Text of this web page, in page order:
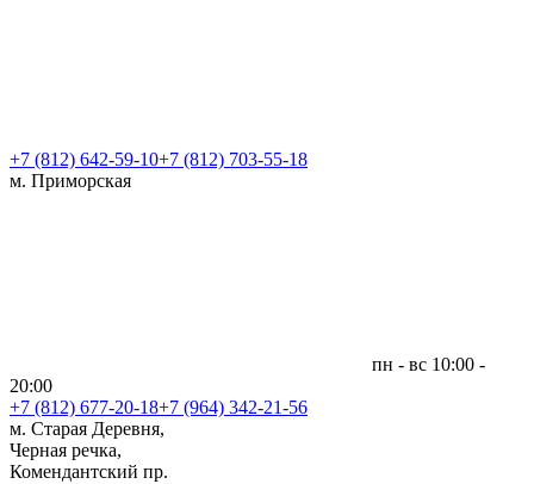
+7 (812) 642-59-10+7 (812) 703-55-18
м. Приморская
пн - вс 10:00 -
20:00
+7 (812) 677-20-18+7 (964) 342-21-56
м. Старая Деревня,
Черная речка,
Комендантский пр.